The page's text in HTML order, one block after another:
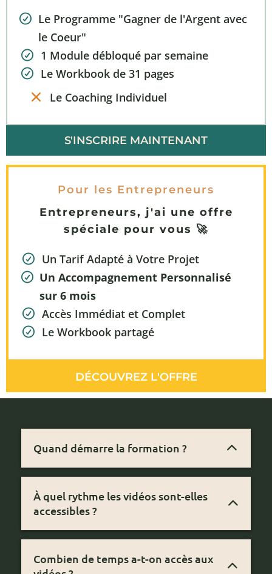
Le Programme "Gagner de l'Argent avec
le Coeur"
1 Module débloqué par semaine
Le Workbook de 31 pages
Le Coaching Individuel
S'INSCRIRE MAINTENANT
Pour les Entrepreneurs
Entrepreneurs, j'ai une offre
spéciale pour vous 🚀
Un Tarif Adapté à Votre Projet
Un Accompagnement Personnalisé
sur 6 mois
Accès Immédiat et Complet
Le Workbook partagé
DÉCOUVREZ L'OFFRE
Quand démarre la formation ?
l'achat vous recevez un mail avec le premier
module et le document de travail, puis
chaque semaine un nouveau module est
débloqué, pour un total de 4 modules.
À quel rythme les vidéos sont-elles
accessibles ?
Chaque semaine un nouveau module est
votre rythme, tout en ayant un temps
Combien de temps a-t-on accès aux